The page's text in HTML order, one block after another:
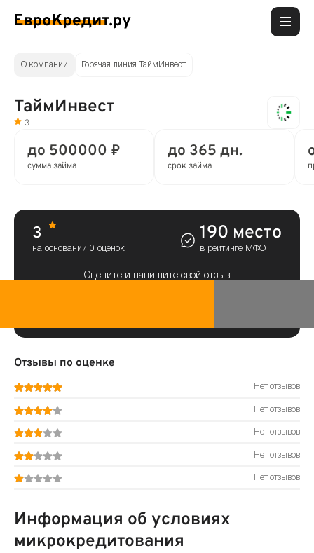
О компании Горячая линия ТаймИнвест
ТаймИнвест
3
до 500000 ₽
сумма займа
до 365 дн.
срок займа
3
на основании 0 оценок
190 место
в рейтинге МФО
Оцените и напишите свой отзыв
Отзывы по оценке
Нет отзывов
Нет отзывов
Нет отзывов
Нет отзывов
Нет отзывов
Информация об условиях
микрокредитования